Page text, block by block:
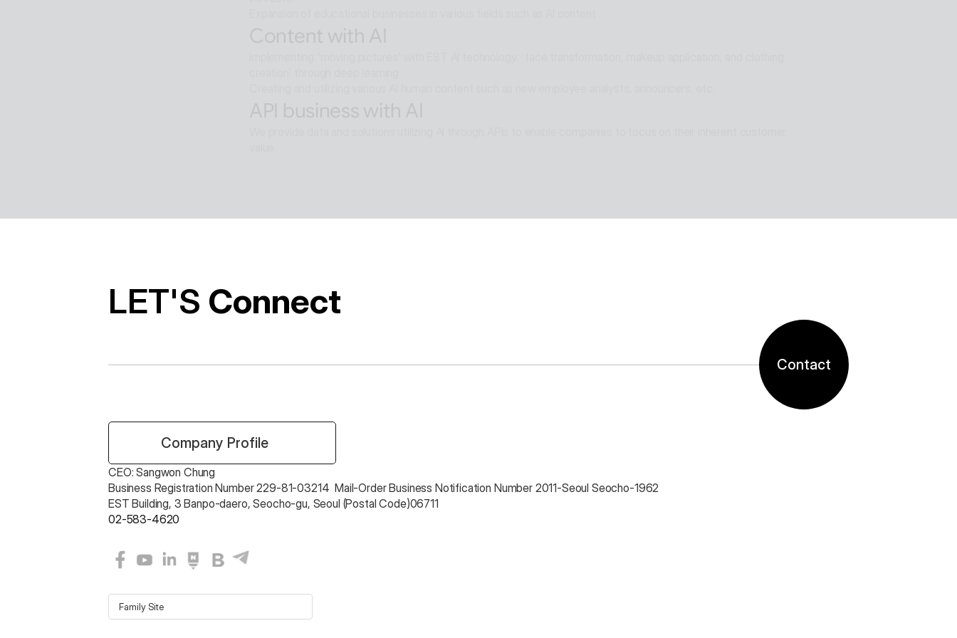
provides the utility environment that users want.
LET'S Connect
Contact
Company Profile
CEO: Sangwon Chung
Business Registration Number 229-81-03214  Mail-Order Business Notification Number 2011-Seoul Seocho-1962
EST Building, 3 Banpo-daero, Seocho-gu, Seoul (Postal Code)06711
02-583-4620
Family Site